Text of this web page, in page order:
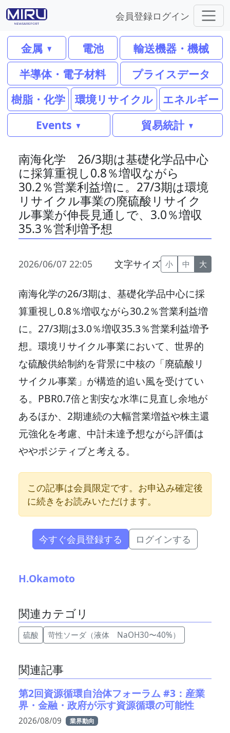
会員登録ログイン
金属 電池
輸送機器・機械
半導体・電子材料
プライスデータ
樹脂・化学
環境リサイクル
エネルギー
Events
貿易統計
南海化学 26/3期は基礎化学品中心
に採算重視し0.8％増収ながら
30.2％営業利益増に。27/3期は環境
リサイクル事業の廃硫酸リサイク
ル事業が伸長見通しで、3.0％増収
35.3％営利増予想
2026/06/07 22:05 文字サイズ 小 中 大
南海化学の26/3期は、基礎化学品中心に採
算重視し0.8％増収ながら30.2％営業利益増
に。27/3期は3.0％増収35.3％営業利益増予
想。環境リサイクル事業において、世界的
な硫酸供給制約を背景に中核の「廃硫酸リ
サイクル事業」が構造的追い風を受けてい
る。PBR0.7倍と割安な水準に見直し余地が
あるほか、2期連続の大幅営業増益や株主還
元強化を考慮、中計未達予想ながら評価は
ややポジティブと考える。
この記事は会員限定です。お申込み確定後
に続きをお読みいただけます。
今すぐ会員登録する ログインする
H.Okamoto
関連カテゴリ
硫酸 苛性ソーダ（液体 NaOH30〜40%）
関連記事
第2回資源循環自治体フォーラム #3：産業
界・金融・政府が示す資源循環の可能性
2026/08/09 業界動向